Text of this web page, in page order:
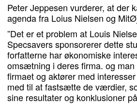
Peter Jeppesen vurderer, at der
agenda fra Loius Nielsen og
”Det er et problem at Louis
Specsavers sponsorerer dette
forfatterne har økonomiske
omsætning i deres firma. og
firmaet og aktører med
med til at fastsætte de værdier,
sine resultater og konklusioner